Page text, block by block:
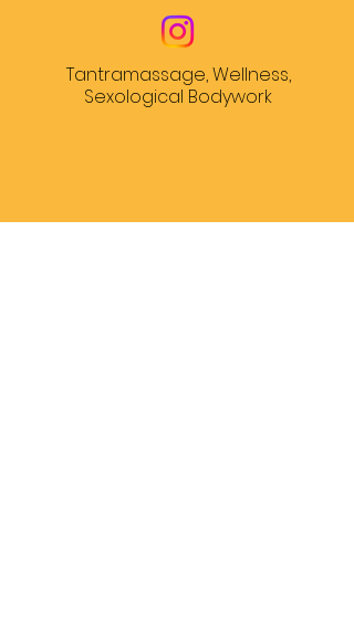
Tantramassage, Wellness,
Sexological Bodywork